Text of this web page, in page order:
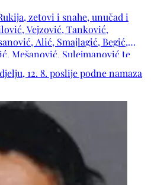
zetovi i snahe, unučad i
Vejzović, Tanković,
Alić, Smajlagić, Begić,
Mešanović, Sulejmanović te
komšije i prijatelji.
12. 8. poslije podne namaza